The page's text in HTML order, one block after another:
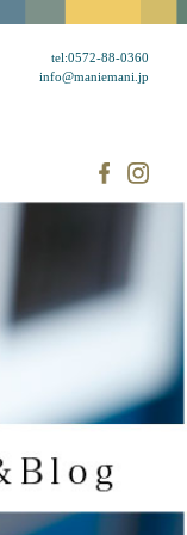
tel:0572-88-0360
info@maniemani.jp